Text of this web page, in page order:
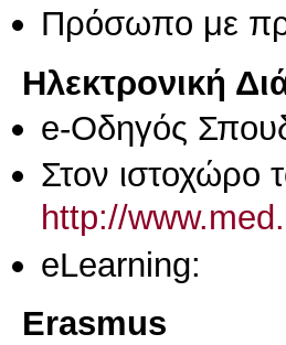
Πρόσωπο με
Ηλεκτρονική
e-Οδηγός
Στον ιστοχώρο
http://
eLearning:
Erasmus